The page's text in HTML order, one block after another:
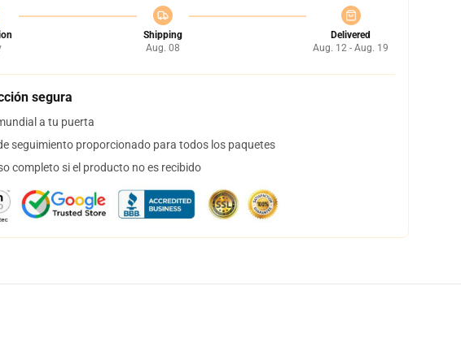
Shipping
Aug. 08
Delivered
Aug. 12 - Aug. 19
segura
a tu puerta
seguimiento proporcionado para todos los paquetes
completo si el producto no es recibido